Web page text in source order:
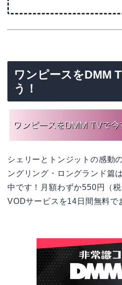
ワンピースをDMM
う！
シェリーとトンジットの感動
ングリング・ロングランド篇
中です！月額わずか550円（
VODサービスを14日間無料で